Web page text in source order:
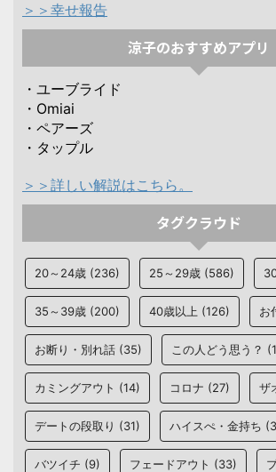
＞＞幸せ報告
涼子のおすすめアプリ
・ユーブライド
・Omiai
・ペアーズ
・タップル
＞＞詳しい解説はこちら。
タグクラウド
20～24歳 (236) 25～29歳 (586)
35～39歳 (200) 40歳以上 (126) お
お断り・別れ話 (35) この人どう思う？
カミングアウト (14) コロナ (27) ザ
デートの段取り (31) ハイスぺ・金持ち
バツイチ (9) フェードアウト (33)